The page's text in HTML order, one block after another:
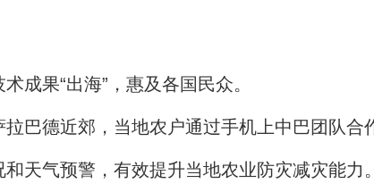
果“出海”，惠及各国民众。
德近郊，当地农户通过手机上中巴团队合
天气预警，有效提升当地农业防灾减灾能